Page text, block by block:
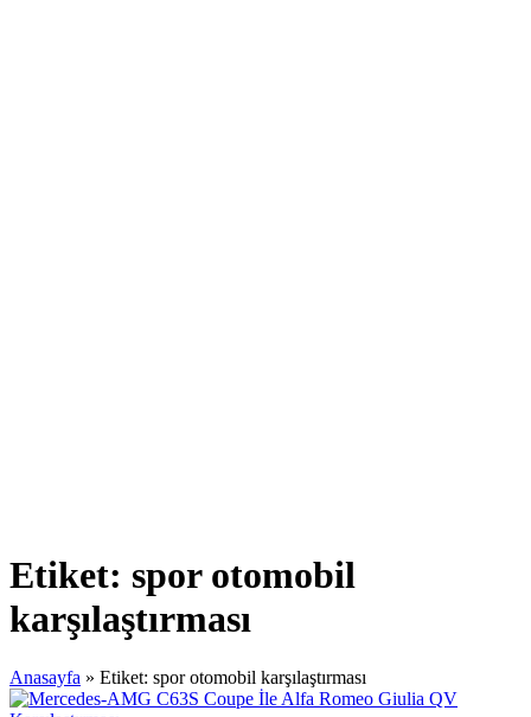
Etiket: spor otomobil
karşılaştırması
Anasayfa » Etiket: spor otomobil karşılaştırması